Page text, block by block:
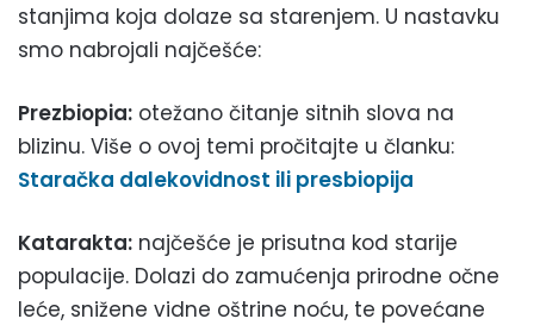
stanjima koja dolaze sa starenjem. U nastavku
smo nabrojali najčešće:
Prezbiopia: otežano čitanje sitnih slova na
blizinu. Više o ovoj temi pročitajte u članku:
Staračka dalekovidnost ili presbiopija
Katarakta: najčešće je prisutna kod starije
populacije. Dolazi do zamućenja prirodne očne
leće, snižene vidne oštrine noću, te povećane